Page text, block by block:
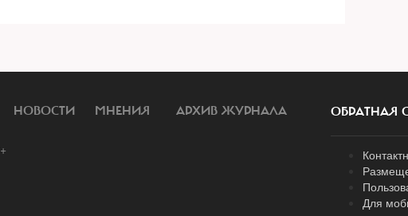
НОВОСТИ МНЕНИЯ АРХИВ ЖУРНАЛА ОБРАТНАЯ
Для